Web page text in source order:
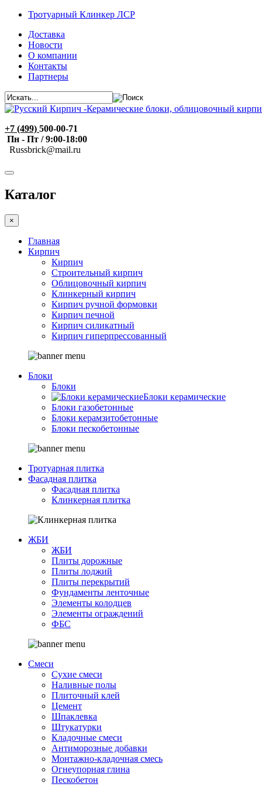
Тротуарный Клинкер ЛСР
Доставка
Новости
О компании
Контакты
Партнеры
+7 (499) 500-00-71
Пн - Пт / 9:00-18:00
Russbrick@mail.ru
Каталог
×
Главная
Кирпич
Кирпич
Строительный кирпич
Облицовочный кирпич
Клинкерный кирпич
Кирпич ручной формовки
Кирпич печной
Кирпич силикатный
Кирпич гиперпрессованный
Блоки
Блоки
Блоки керамические
Блоки газобетонные
Блоки керамзитобетонные
Блоки пескобетонные
Тротуарная плитка
Фасадная плитка
Фасадная плитка
Клинкерная плитка
ЖБИ
ЖБИ
Плиты дорожные
Плиты лоджий
Плиты перекрытий
Фундаменты ленточные
Элементы колодцев
Элементы ограждений
ФБС
Смеси
Сухие смеси
Наливные полы
Плиточный клей
Цемент
Шпаклевка
Штукатурки
Кладочные смеси
Антиморозные добавки
Монтажно-кладочная смесь
Огнеупорная глина
Пескобетон